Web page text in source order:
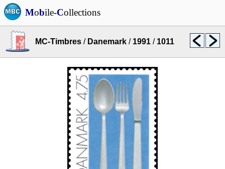
Mobile-Collections
MC-Timbres / Danemark / 1991 / 1011